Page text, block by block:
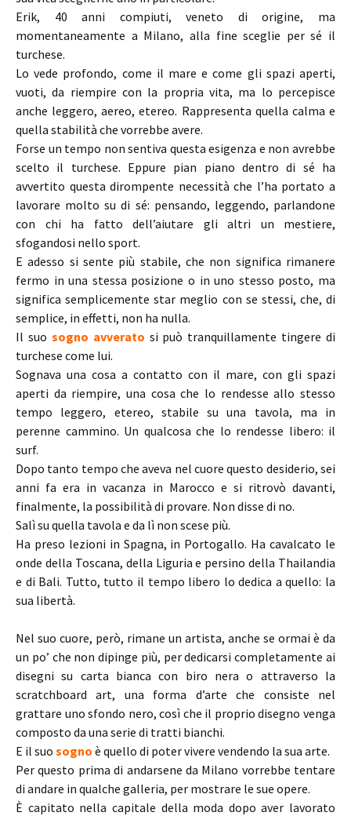
Erik, 40 anni compiuti, veneto di origine, ma
momentaneamente a Milano, alla fine sceglie per sé il
turchese.
Lo vede profondo, come il mare e come gli spazi aperti,
vuoti, da riempire con la propria vita, ma lo percepisce
anche leggero, aereo, etereo. Rappresenta quella calma e
quella stabilità che vorrebbe avere.
Forse un tempo non sentiva questa esigenza e non avrebbe
scelto il turchese. Eppure pian piano dentro di sé ha
avvertito questa dirompente necessità che l’ha portato a
lavorare molto su di sé: pensando, leggendo, parlandone
con chi ha fatto dell’aiutare gli altri un mestiere,
sfogandosi nello sport.
E adesso si sente più stabile, che non significa rimanere
fermo in una stessa posizione o in uno stesso posto, ma
significa semplicemente star meglio con se stessi, che, di
semplice, in effetti, non ha nulla.
Il suo sogno avverato si può tranquillamente tingere di
turchese come lui.
Sognava una cosa a contatto con il mare, con gli spazi
aperti da riempire, una cosa che lo rendesse allo stesso
tempo leggero, etereo, stabile su una tavola, ma in
perenne cammino. Un qualcosa che lo rendesse libero: il
surf.
Dopo tanto tempo che aveva nel cuore questo desiderio, sei
anni fa era in vacanza in Marocco e si ritrovò davanti,
finalmente, la possibilità di provare. Non disse di no.
Salì su quella tavola e da lì non scese più.
Ha preso lezioni in Spagna, in Portogallo. Ha cavalcato le
onde della Toscana, della Liguria e persino della Thailandia
e di Bali. Tutto, tutto il tempo libero lo dedica a quello: la
sua libertà.
Nel suo cuore, però, rimane un artista, anche se ormai è da
un po’ che non dipinge più, per dedicarsi completamente ai
disegni su carta bianca con biro nera o attraverso la
scratchboard art, una forma d’arte che consiste nel
grattare uno sfondo nero, così che il proprio disegno venga
composto da una serie di tratti bianchi.
E il suo sogno è quello di poter vivere vendendo la sua arte.
Per questo prima di andarsene da Milano vorrebbe tentare
di andare in qualche galleria, per mostrare le sue opere.
È capitato nella capitale della moda dopo aver lavorato